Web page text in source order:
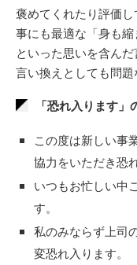
褒めてくれたり評価
事にも最適な「身も縮
といった思いを含ん
言い換えとしても問題
「恐れ入ります」
この度は新しい事
協力をいただき恐
いつもお忙しい中
す。
私のみならず上司
変恐れ入ります。